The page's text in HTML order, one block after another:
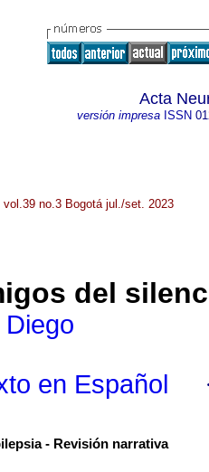
Acta
versión impresaISSN
no.3 Bogotá jul./set. 2023
del
en Español
- Revisión narrativa